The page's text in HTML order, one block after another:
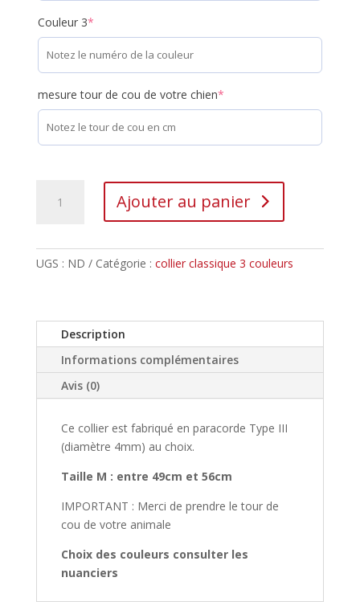
Couleur 3*
mesure tour de cou de votre chien*
Ajouter au panier
UGS : ND Catégorie : collier classique 3 couleurs
Description
Informations complémentaires
Avis (0)
Ce collier est fabriqué en paracorde Type III
(diamètre 4mm) au choix.
Taille M : entre 49cm et 56cm
IMPORTANT : Merci de prendre le tour de
cou de votre animale
Choix des couleurs consulter les
nuanciers